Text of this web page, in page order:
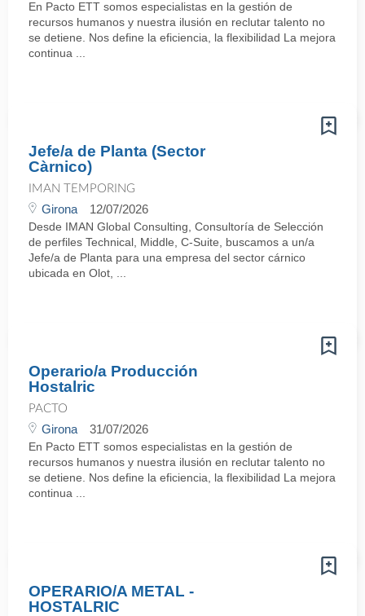
En Pacto ETT somos especialistas en la gestión de
recursos humanos y nuestra ilusión en reclutar talento no
se detiene. Nos define la eficiencia, la flexibilidad La mejora
continua ...
Jefe/a de Planta (Sector
Càrnico)
IMAN TEMPORING
Girona 12/07/2026
Desde IMAN Global Consulting, Consultoría de Selección
de perfiles Technical, Middle, C-Suite, buscamos a un/a
Jefe/a de Planta para una empresa del sector cárnico
ubicada en Olot, ...
Operario/a Producción
Hostalric
PACTO
Girona 31/07/2026
En Pacto ETT somos especialistas en la gestión de
recursos humanos y nuestra ilusión en reclutar talento no
se detiene. Nos define la eficiencia, la flexibilidad La mejora
continua ...
OPERARIO/A METAL -
HOSTALRIC